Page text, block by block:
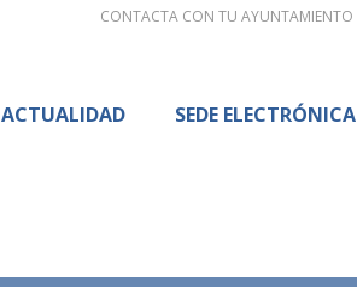
CONTACTA CON TU AYUNTAMIENTO
ACTUALIDAD SEDE ELECTRÓNICA